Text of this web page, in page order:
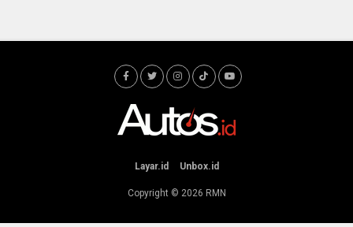
Layar.id Unbox.id
Copyright © 2026 RMN